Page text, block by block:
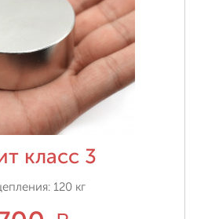
класс 3
120 кг